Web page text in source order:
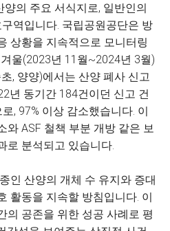
의 주요 서식지로, 일반인의
역입니다. 국립공원공단은 방
상황을 지속적으로 모니터링
울(2023년 11월~2024년 3월)
, 양양)에서는 산양 폐사 신고
년 동기간 184건이던 신고 건
, 97% 이상 감소했습니다. 이
와 ASF 철책 부분 개방 같은 보
로 분석되고 있습니다.
인 산양의 개체 수 유지와 증대
활동을 지속할 방침입니다. 이
의 공존을 위한 성공 사례로 평